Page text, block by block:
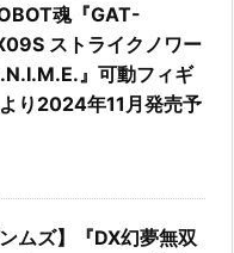
魂『GAT-
ストライクノワー
』可動フィギ
り2024年11月発売予
ムズ】『DX幻夢無双